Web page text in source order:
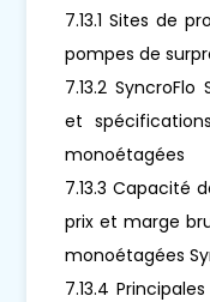
7.13.1 Sites de
pompes de
7.13.2
et
monoétagées
7.13.3 Capacité
prix et marge
monoétagées
7.13.4